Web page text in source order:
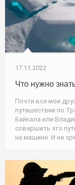
17.11.2022
Что нужно
Почти все мои
путешествии по
Байкала или
совершить это
на машине. И не